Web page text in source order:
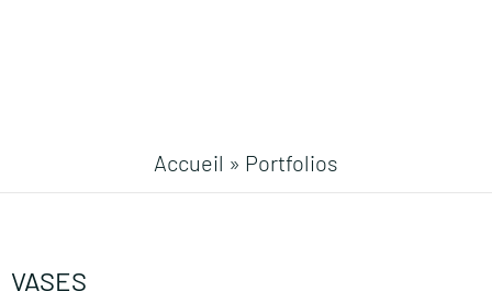
Accueil » Portfolios
VASES